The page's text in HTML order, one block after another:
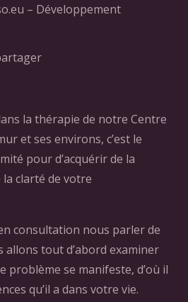
– Développement
la thérapie de notre Centre
et ses environs, c’est le
pour d’acquérir de la
clarté de votre
consultation nous parler de
tout d’abord examiner
problème se manifeste, d’où il
qu’il a dans votre vie.